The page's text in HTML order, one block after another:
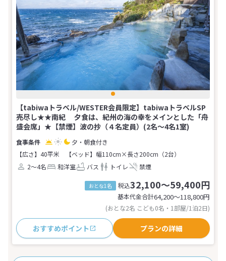
【tabiwaトラベル/WESTER会員限定】tabiwaトラベルSP
売尽し★★南紀 夕食は、紀州の海の幸をメインとした「舟
盛会席」★【禁煙】波の抄（４名定員）(2名～4名1室)
夕・朝食付き
【広さ】40平米
【ベッド】幅110cm×長さ200cm（2台）
2～4名
和洋室 バス トイレ 禁煙
おとな1名 税込32,100～59,400円
基本代金合計64,200〜118,800円
(おとな2名 こども0名・1部屋/1泊2日)
おすすめポイント プランの詳細